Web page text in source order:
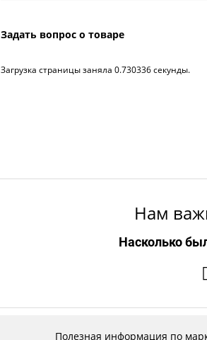
Задать вопрос о товаре
Загрузка страницы заняла 0.730336 секунды.
Нам
Насколько
Полезная информация по